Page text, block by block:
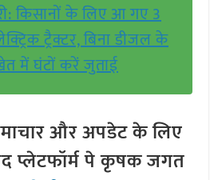
किसानों के लिए आ गए 3
ट्रैक्टर, बिना डीजल के
में घंटों करें जुताई
और अपडेट के लिए
पे कृषक जगत